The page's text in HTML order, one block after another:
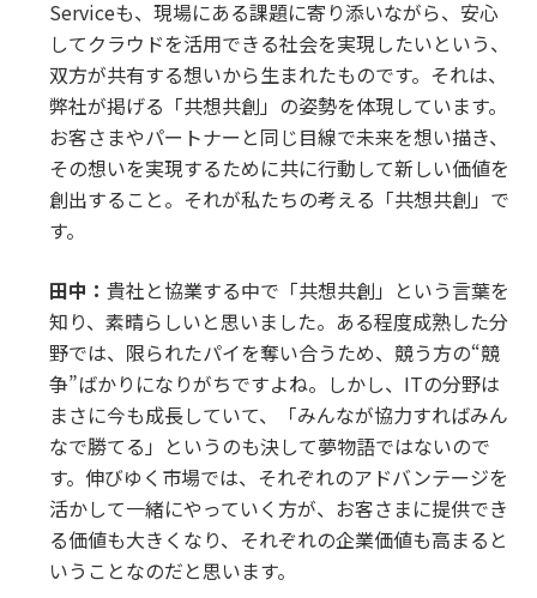
Serviceも、現場にある課題に寄り添いながら、安心
してクラウドを活用できる社会を実現したいという、
双方が共有する想いから生まれたものです。それは、
弊社が掲げる「共想共創」の姿勢を体現しています。
お客さまやパートナーと同じ目線で未来を想い描き、
その想いを実現するために共に行動して新しい価値を
創出すること。それが私たちの考える「共想共創」で
す。
田中： 貴社と協業する中で「共想共創」という言葉を
知り、素晴らしいと思いました。ある程度成熟した分
野では、限られたパイを奪い合うため、競う方の“競
争”ばかりになりがちですよね。しかし、ITの分野は
まさに今も成長していて、「みんなが協力すればみん
なで勝てる」というのも決して夢物語ではないので
す。伸びゆく市場では、それぞれのアドバンテージを
活かして一緒にやっていく方が、お客さまに提供でき
る価値も大きくなり、それぞれの企業価値も高まると
いうことなのだと思います。